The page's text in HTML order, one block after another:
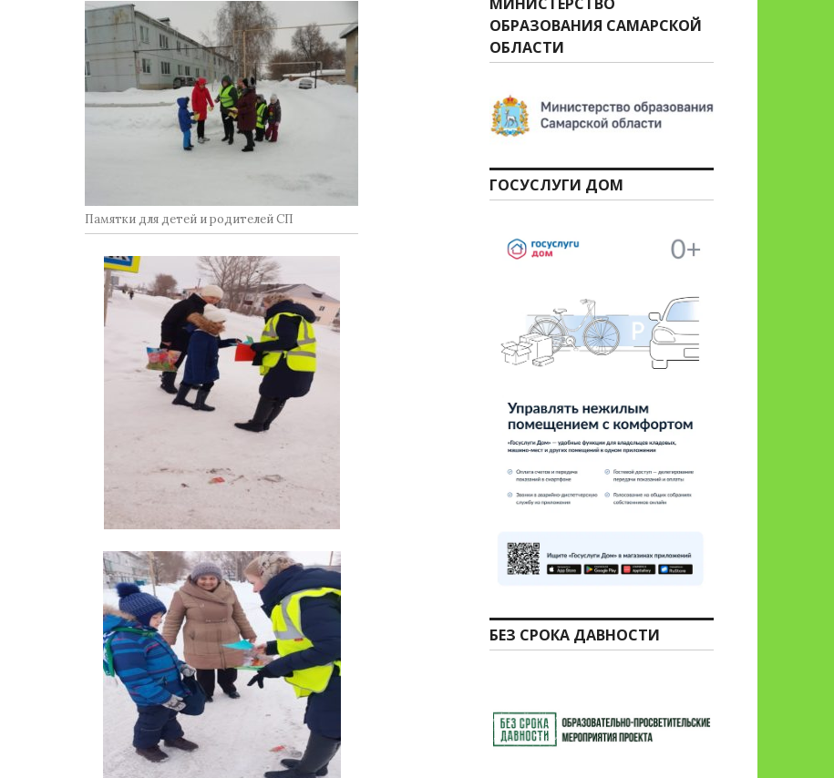
Памятки для детей и родителей СП
ОБРАЗОВАНИЯ САМАРСКОЙ
ОБЛАСТИ
ГОСУСЛУГИ ДОМ
БЕЗ СРОКА ДАВНОСТИ